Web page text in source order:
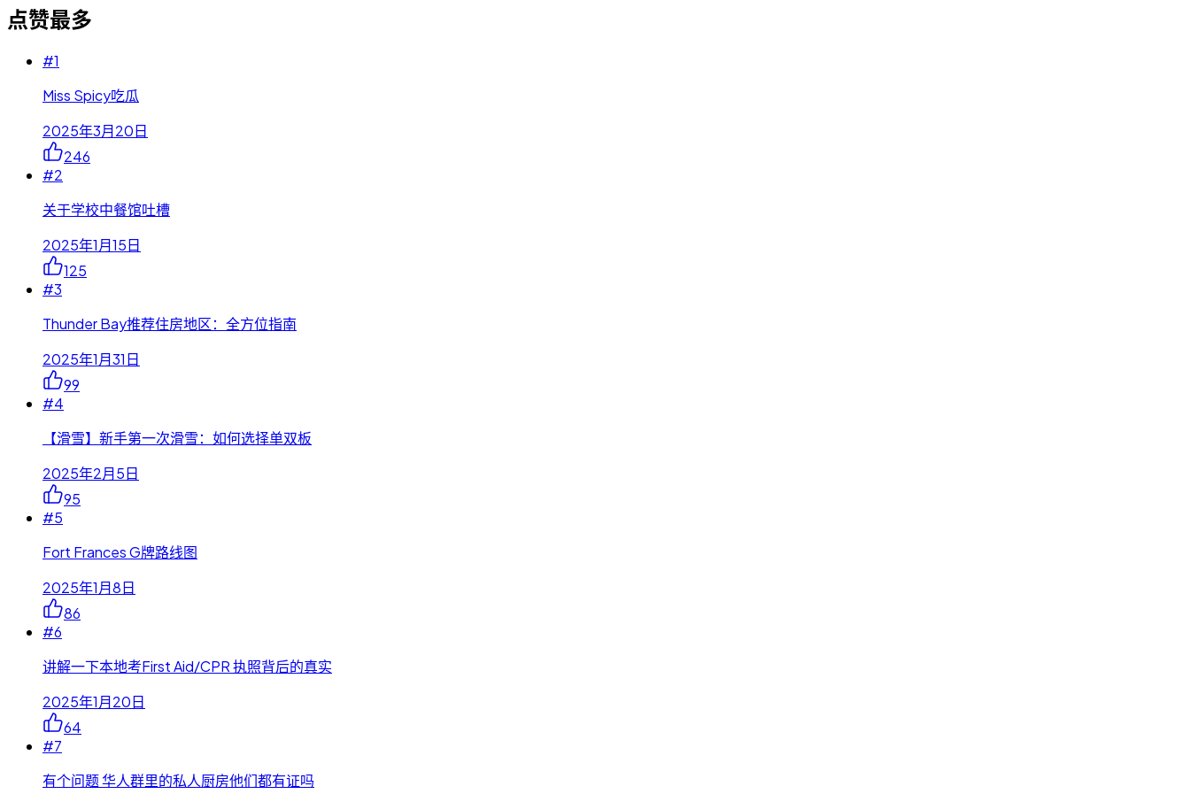
点赞最多
#1
Miss Spicy吃瓜
2025年3月20日
246
#2
关于学校中餐馆吐槽
2025年1月15日
125
#3
Thunder Bay推荐住房地区：全方位指南
2025年1月31日
99
#4
【滑雪】新手第一次滑雪：如何选择单双板
2025年2月5日
95
#5
Fort Frances G牌路线图
2025年1月8日
86
#6
讲解一下本地考First Aid/CPR 执照背后的真实
2025年1月20日
64
#7
有个问题 华人群里的私人厨房他们都有证吗